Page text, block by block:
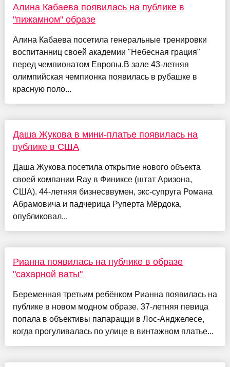
Алина Кабаева появилась на публике в
"пижамном" образе
Алина Кабаева посетила генеральные тренировки
воспитанниц своей академии "Небесная грация"
перед чемпионатом Европы.В зале 43-летняя
олимпийская чемпионка появилась в рубашке в
красную поло...
Даша Жукова в мини-платье появилась на
публике в США
Даша Жукова посетила открытие нового объекта
своей компании Ray в Финиксе (штат Аризона,
США). 44-летняя бизнесввумен, экс-супруга Романа
Абрамовича и падчерица Руперта Мёрдока,
опубликовал...
Рианна появилась на публике в образе
"сахарной ваты"
Беременная третьим ребёнком Рианна появилась на
публике в новом модном образе. 37-летняя певица
попала в объективы папарацци в Лос-Анджелесе,
когда прогуливалась по улице в винтажном платье...